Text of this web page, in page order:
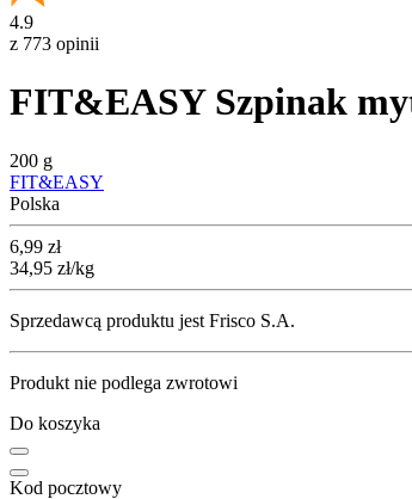
4.9
z 773 opinii
FIT&EASY Szpinak
200 g
FIT&EASY
Polska
Cena
6,99 zł
34,95 zł/kg
Sprzedawcą produktu jest Frisco S.A.
Produkt nie podlega zwrotowi
Do koszyka
Kod pocztowy